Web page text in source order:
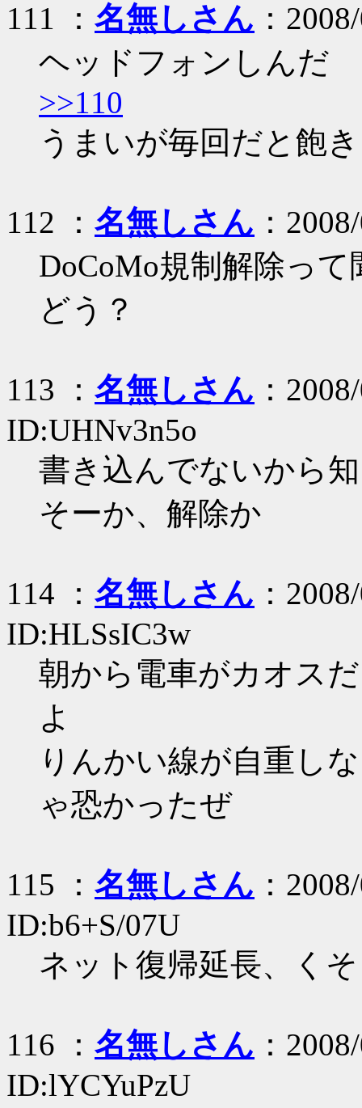
111 ： 名無しさん ：
ヘッドフォンしんだ
>>110
うまいが毎回だと飽
112 ： 名無しさん ：
DoCoMo規制解除っ
どう？
113 ： 名無しさん ：
ID:UHNv3n5o
書き込んでないから
そーか、解除か
114 ： 名無しさん ：
ID:HLSsIC3w
朝から電車がカオス
よ
りんかい線が自重し
ゃ恐かったぜ
115 ： 名無しさん ：
ID:b6+S/07U
ネット復帰延長、く
116 ： 名無しさん ：
ID:lYCYuPzU